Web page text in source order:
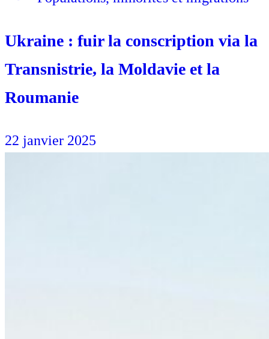
Ukraine : fuir la conscription via la
Transnistrie, la Moldavie et la
Roumanie
22 janvier 2025